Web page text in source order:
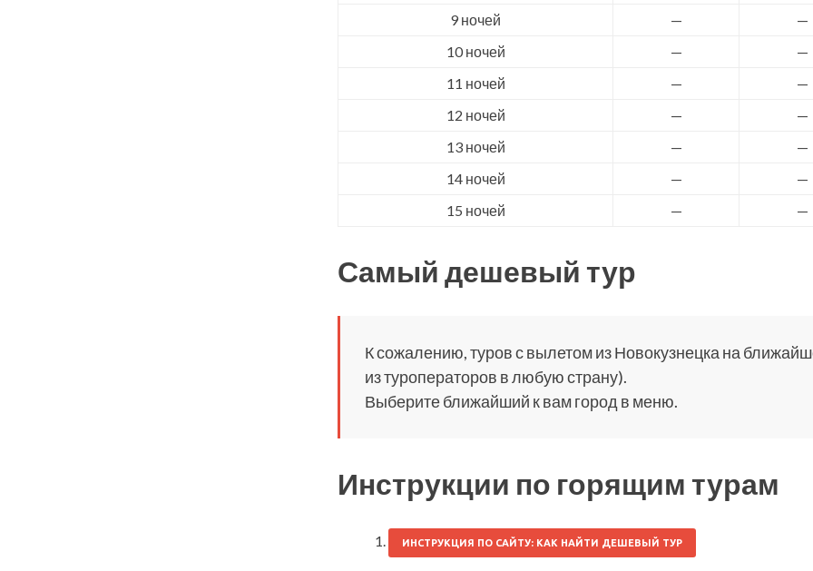
9 ночей
— —
10 ночей
— —
11 ночей
— —
12 ночей
— —
13 ночей
— —
14 ночей
— —
15 ночей
— —
Самый дешевый тур
К сожалению, туров с вылетом из Новокузнецка на
из туроператоров в любую страну).
Выберите ближайший к вам город в меню.
Инструкции по горящим турам
ИНСТРУКЦИЯ ПО САЙТУ: КАК НАЙТИ ДЕШЕВЫЙ ТУР